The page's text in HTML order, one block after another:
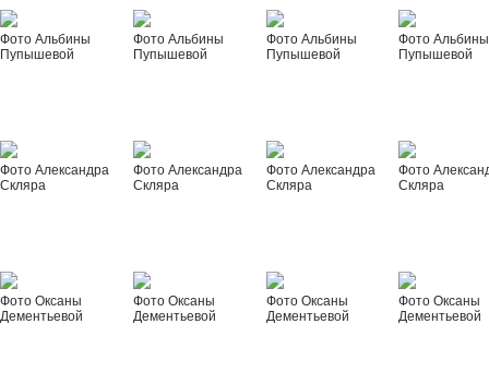
Фото Альбины
Пупышевой
Фото Альбины
Пупышевой
Фото Альбины
Пупышевой
Фото Альбины
Пупышевой
Фото Александра
Скляра
Фото Александра
Скляра
Фото Александра
Скляра
Фото
Скляра
Фото Оксаны
Дементьевой
Фото Оксаны
Дементьевой
Фото Оксаны
Дементьевой
Фото Оксаны
Дементьевой